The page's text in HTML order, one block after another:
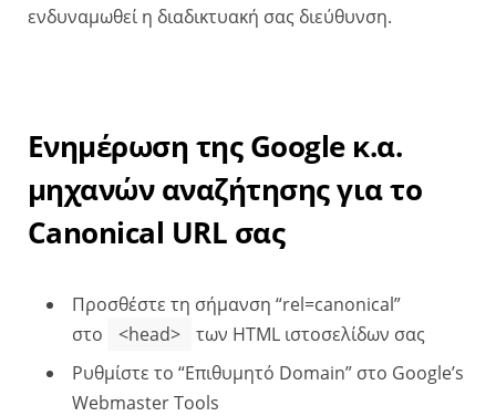
ενδυναμωθεί η διαδικτυακή σας διεύθυνση.
Ενημέρωση της Google κ.α.
μηχανών αναζήτησης για το
Canonical URL σας
Προσθέστε τη σήμανση “rel=canonical”
στο
<head>
των HTML ιστοσελίδων σας
Ρυθμίστε το “Επιθυμητό Domain” στο Google’s
Webmaster Tools